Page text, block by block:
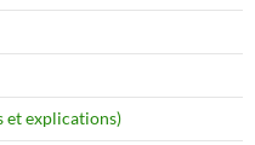
et explications)